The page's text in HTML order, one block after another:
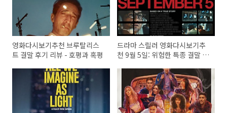
영화다시보기추천 브루탈리스
트 결말 후기 리뷰 - 호평과 혹평
드라마 스릴러 영화다시보기추
천 9월 5일: 위험한 특종 결말 후